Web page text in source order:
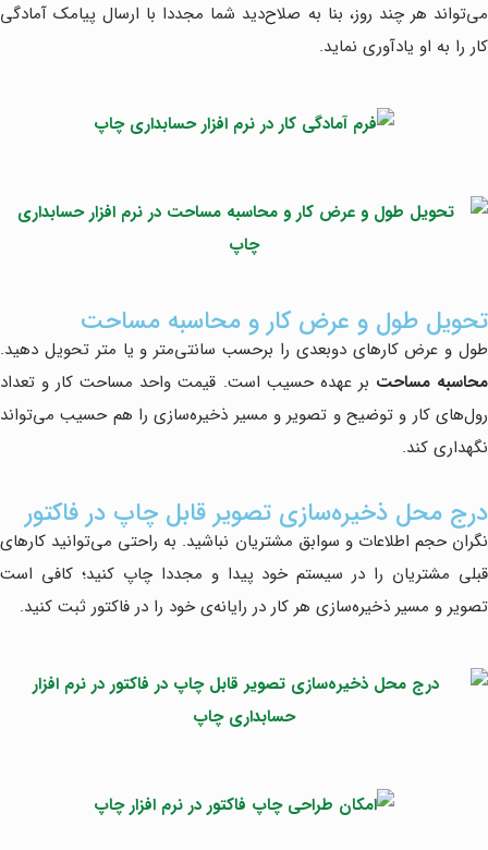
می‌تواند هر چند روز، بنا به صلاح‌دید شما مجددا با ارسال پیامک آمادگی
کار را به او یادآوری نماید.
تحویل طول و عرض کار و محاسبه مساحت
طول و عرض کارهای دوبعدی را برحسب سانتی‌متر و یا متر تحویل دهید.
محاسبه‌ مساحت بر عهده حسیب است. قیمت واحد مساحت کار و تعداد
رول‌های کار و توضیح و تصویر و مسیر ذخیره‌سازی را هم حسیب می‌تواند
نگهداری کند.
درج محل ذخیره‌سازی تصویر قابل چاپ در فاکتور
نگران حجم اطلاعات و سوابق مشتریان نباشید. به راحتی می‌توانید کارهای
قبلی مشتریان را در سیستم خود پیدا و مجددا چاپ کنید؛ کافی است
تصویر و مسیر ذخیره‌سازی هر کار در رایانه‌ی خود را در فاکتور ثبت کنید.